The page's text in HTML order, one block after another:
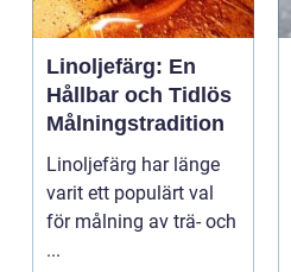
Linoljefärg: En
Hållbar och Tidlös
Målningstradition
Linoljefärg har länge
varit ett populärt val
för målning av trä- och
...